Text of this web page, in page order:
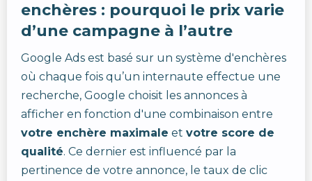
enchères : pourquoi le prix varie
d’une campagne à l’autre
Google Ads est basé sur un système d'enchères
où chaque fois qu’un internaute effectue une
recherche, Google choisit les annonces à
afficher en fonction d'une combinaison entre
votre enchère maximale et votre score de
qualité. Ce dernier est influencé par la
pertinence de votre annonce, le taux de clic